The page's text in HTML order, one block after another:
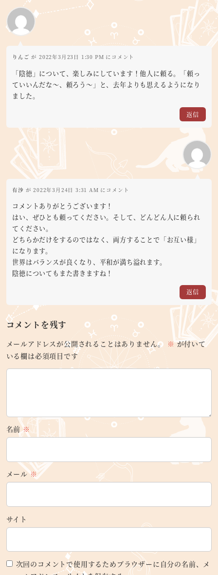
りんご が 2022年3月23日 1:30 PM にコメント
「陰徳」について、楽しみにしています！他人に頼る。「頼っ
ていいんだな〜、頼ろう〜」と、去年よりも思えるようになり
ました。
返信
有沙 が 2022年3月24日 3:31 AM にコメント
コメントありがとうございます！
はい、ぜひとも頼ってください。そして、どんどん人に頼られ
てください。
どちらかだけをするのではなく、両方することで「お互い様」
になります。
世界はバランスが良くなり、平和が満ち溢れます。
陰徳についてもまた書きますね！
返信
コメントを残す
メールアドレスが公開されることはありません。 ※が付いて
いる欄は必須項目です
名前※
メール※
サイト
次回のコメントで使用するためブラウザーに自分の名前、メ